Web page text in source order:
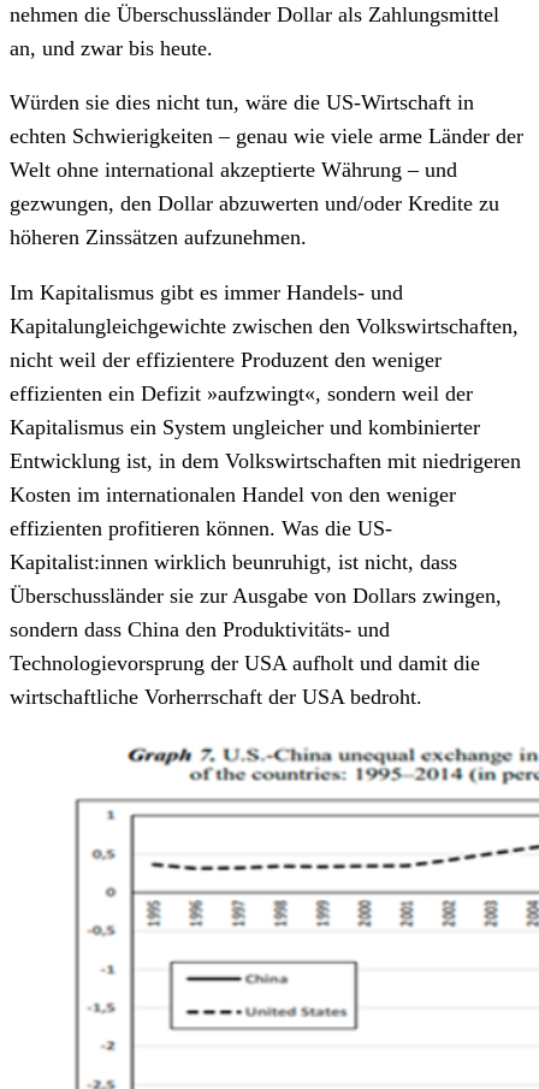
nehmen die Überschussländer Dollar als Zahlungsmittel
an, und zwar bis heute.
Würden sie dies nicht tun, wäre die US-Wirtschaft in
echten Schwierigkeiten – genau wie viele arme Länder der
Welt ohne international akzeptierte Währung – und
gezwungen, den Dollar abzuwerten und/oder Kredite zu
höheren Zinssätzen aufzunehmen.
Im Kapitalismus gibt es immer Handels- und
Kapitalungleichgewichte zwischen den Volkswirtschaften,
nicht weil der effizientere Produzent den weniger
effizienten ein Defizit »aufzwingt«, sondern weil der
Kapitalismus ein System ungleicher und kombinierter
Entwicklung ist, in dem Volkswirtschaften mit niedrigeren
Kosten im internationalen Handel von den weniger
effizienten profitieren können. Was die US-
Kapitalist:innen wirklich beunruhigt, ist nicht, dass
Überschussländer sie zur Ausgabe von Dollars zwingen,
sondern dass China den Produktivitäts- und
Technologievorsprung der USA aufholt und damit die
wirtschaftliche Vorherrschaft der USA bedroht.